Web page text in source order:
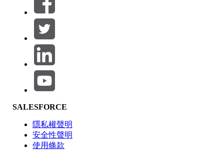
篩選器 (0)
選取篩選
產品區域
功能影響
SALESFORCE
隱私權聲明
安全性聲明
使用條款